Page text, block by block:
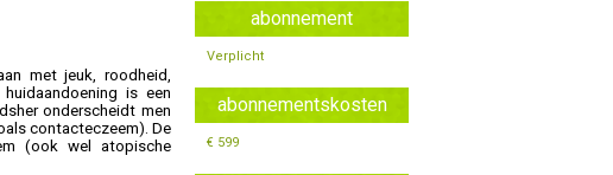
abonnement
Verplicht
abonnementskosten
€ 599
met jeuk, roodheid,
is een
onderscheidt men
contacteczeem). De
(ook wel atopische